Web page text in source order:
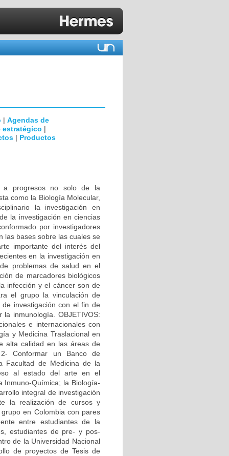
| Agendas de
estratégico |
| Productos
a progresos no solo de la
como la Biología Molecular,
la investigación en
la investigación en ciencias
por investigadores
las bases sobre las cuales se
importante del interés del
en la investigación en
problemas de salud en el
de marcadores biológicos
infección y el cáncer son de
el grupo la vinculación de
investigación con el fin de
inmunología. OBJETIVOS:
e internacionales con
y Medicina Traslacional en
alta calidad en las áreas de
2- Conformar un Banco de
Facultad de Medicina de la
al estado del arte en el
Inmuno-Química; la Biología-
integral de investigación
la realización de cursos y
en Colombia con pares
entre estudiantes de la
estudiantes de pre- y pos-
de la Universidad Nacional
de proyectos de Tesis de